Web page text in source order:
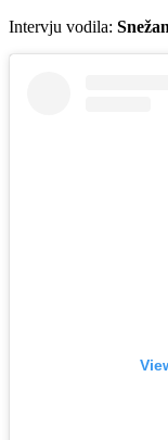
Intervju vodila: